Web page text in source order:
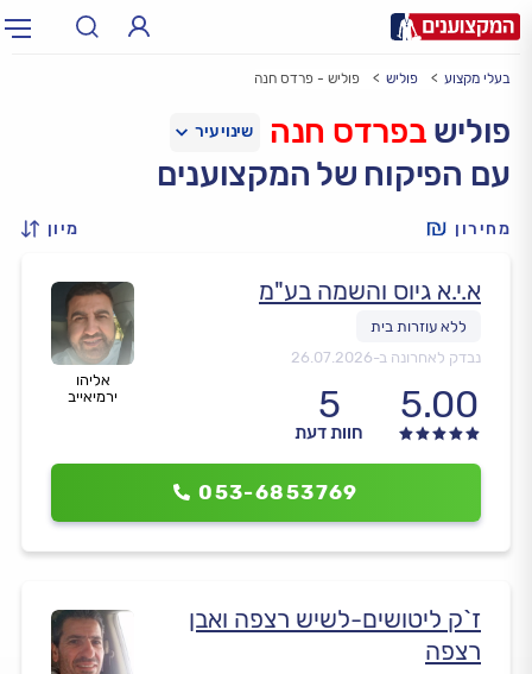
עירעיר: תל אביב, חיפה…
בעלי מקצוע פוליש פוליש - פרדס חנה
פוליש בפרדס חנה
עם הפיקוח של המקצוענים
מחירון מיון
אליהו
ירמיאייב
א.י.א גיוס והשמה בע"מ
נבדק לאחרונה ב-26.07.2026
5.00
5
חוות דעת
053-6853769
ז`ק ליטושים-לשיש רצפה ואבן
רצפה